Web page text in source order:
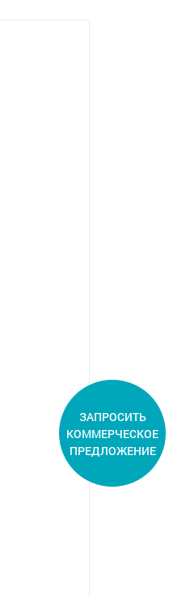
ЗАПРОСИТЬ
КОММЕРЧЕСКОЕ
ПРЕДЛОЖЕНИЕ